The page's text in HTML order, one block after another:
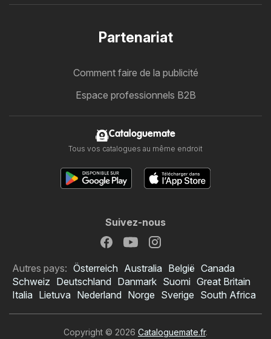
Partenariat
Comment faire de la publicité
Espace professionnels B2B
Cataloguemate
Tous vos catalogues au même endroit
Suivez-nous
Autres pays: Österreich Australia België Canada
Schweiz Deutschland Danmark Suomi Great Britain
Italia Lietuva Nederland Norge Sverige South Africa
Copyright © 2026 Cataloguemate.fr.